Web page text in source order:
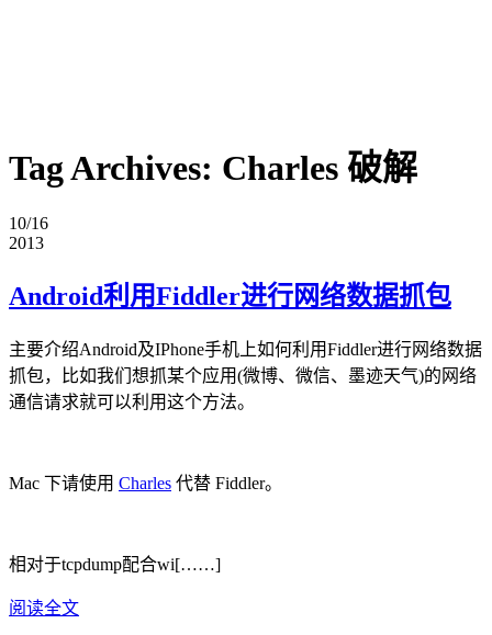
Tag Archives: Charles 破解
10/16
2013
Android利用Fiddler进行网络数据抓包
主要介绍Android及IPhone手机上如何利用Fiddler进行网络数据
抓包，比如我们想抓某个应用(微博、微信、墨迹天气)的网络
通信请求就可以利用这个方法。
Mac 下请使用 Charles 代替 Fiddler。
相对于tcpdump配合wi[……]
阅读全文